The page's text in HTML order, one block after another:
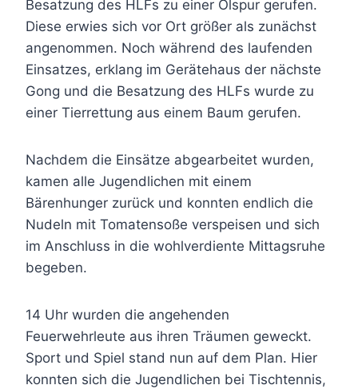
Besatzung des HLFs zu einer Ölspur gerufen.
Diese erwies sich vor Ort größer als zunächst
angenommen. Noch während des laufenden
Einsatzes, erklang im Gerätehaus der nächste
Gong und die Besatzung des HLFs wurde zu
einer Tierrettung aus einem Baum gerufen.
Nachdem die Einsätze abgearbeitet wurden,
kamen alle Jugendlichen mit einem
Bärenhunger zurück und konnten endlich die
Nudeln mit Tomatensoße verspeisen und sich
im Anschluss in die wohlverdiente Mittagsruhe
begeben.
14 Uhr wurden die angehenden
Feuerwehrleute aus ihren Träumen geweckt.
Sport und Spiel stand nun auf dem Plan. Hier
konnten sich die Jugendlichen bei Tischtennis,